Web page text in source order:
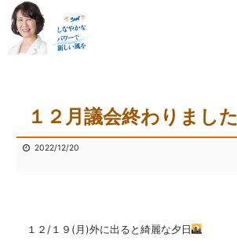
１２月議会終わりました
2022/12/20
１２/１９(月)外に出ると綺麗な夕日